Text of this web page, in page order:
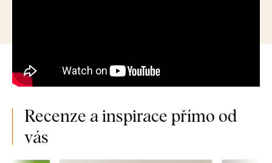
Recenze a inspirace přímo od
vás